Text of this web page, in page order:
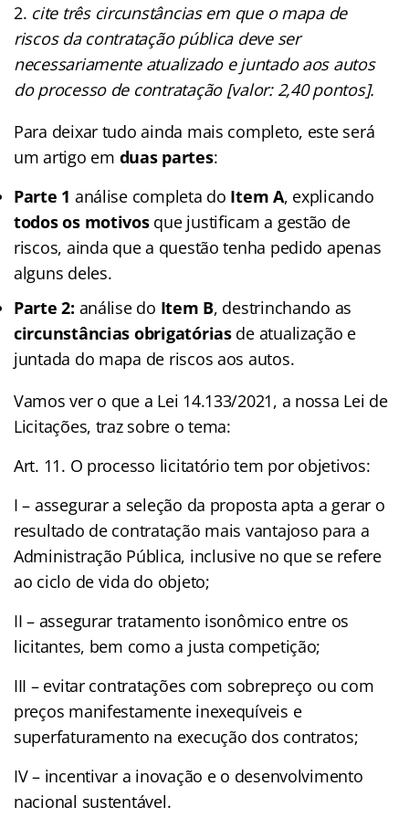
cite três circunstâncias em que o mapa de
riscos da contratação pública deve ser
necessariamente atualizado e juntado aos autos
do processo de contratação [valor: 2,40 pontos].
Para deixar tudo ainda mais completo, este será
um artigo em duas partes:
Parte 1 análise completa do Item A, explicando
todos os motivosque justificam a gestão de
riscos, ainda que a questão tenha pedido apenas
alguns deles.
Parte 2: análise do Item B, destrinchando as
circunstâncias obrigatóriasde atualização e
juntada do mapa de riscos aos autos.
Vamos ver o que a Lei 14.133/2021, a nossa Lei de
Licitações, traz sobre o tema:
Art. 11. O processo licitatório tem por objetivos:
I – assegurar a seleção da proposta apta a gerar o
resultado de contratação mais vantajoso para a
Administração Pública, inclusive no que se refere
ao ciclo de vida do objeto;
II – assegurar tratamento isonômico entre os
licitantes, bem como a justa competição;
III – evitar contratações com sobrepreço ou com
preços manifestamente inexequíveis e
superfaturamento na execução dos contratos;
IV – incentivar a inovação e o desenvolvimento
nacional sustentável.